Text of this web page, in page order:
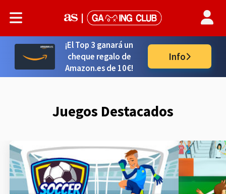
|
¡El Top 3 ganará un
cheque regalo de
Amazon.es de 10€!
Info
Juegos Destacados